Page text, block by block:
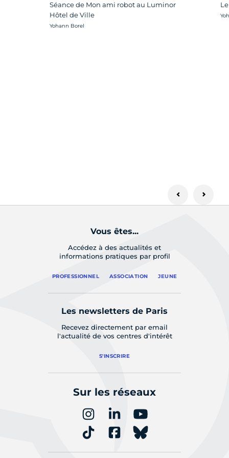
Séance de Mon ami robot au Luminor
Hôtel de Ville
Crédit photo :
Yohann Borel
Vous êtes...
Accédez à des actualités et
informations pratiques par profil
PROFESSIONNEL ASSOCIATION JEUNE
Les newsletters de Paris
Recevez directement par email
l'actualité de vos centres d'intérêt
S'INSCRIRE
Sur les réseaux